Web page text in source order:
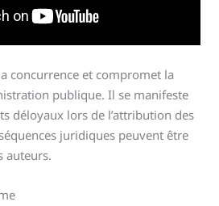
concurrence et compromet la
publique. Il se manifeste
déloyaux lors de l’attribution des
juridiques peuvent être
auteurs.